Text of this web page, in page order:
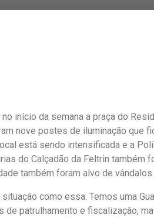
início da semana a praça do
nove postes de iluminação que
está sendo intensificada e a
do Calçadão da Feltrin também
também foram alvo de vândalos.
como essa. Temos uma
de patrulhamento e fiscalização,